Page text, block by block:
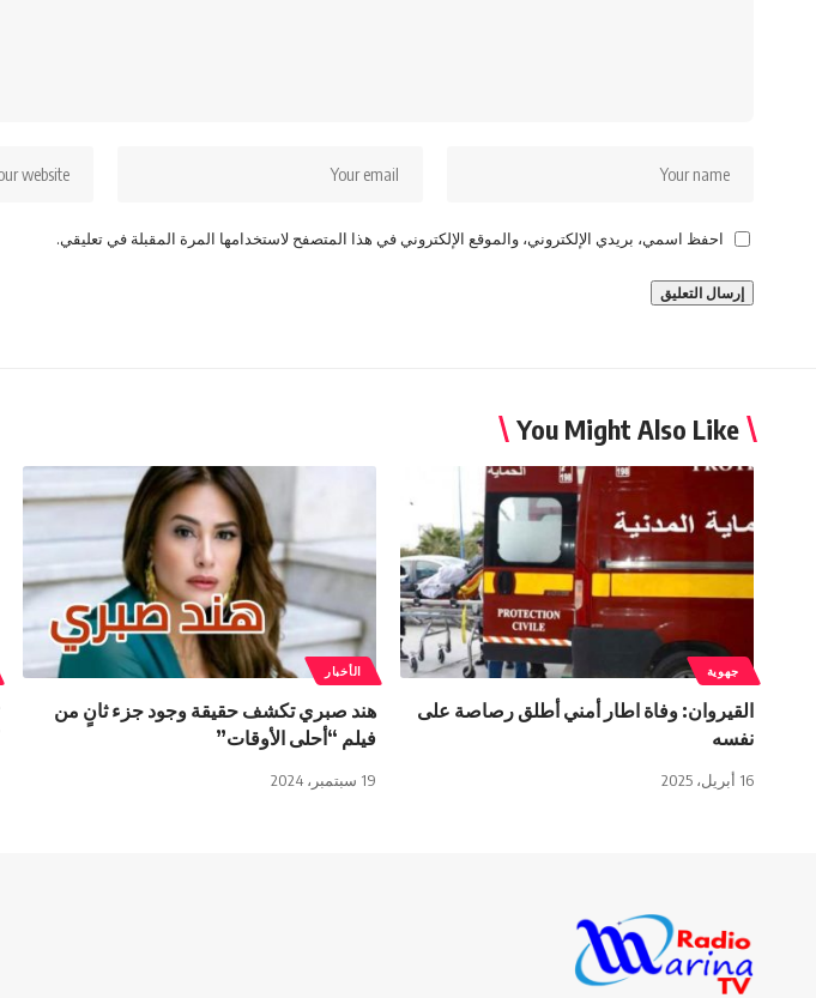
احفظ اسمي، بريدي الإلكتروني، والموقع الإلكتروني في هذا المتصفح لاستخدامها المرة المقبلة في تعليقي.
You Might Also Like
جهوية
القيروان: وفاة اطار أمني أطلق رصاصة على
نفسه
16 أبريل، 2025
الأخبار
هند صبري تكشف حقيقة وجود جزء ثانٍ من
فيلم “أحلى الأوقات”
19 سبتمبر، 2024